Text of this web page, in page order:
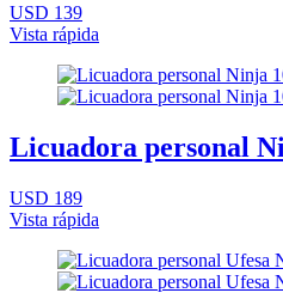
USD 139
Vista rápida
Licuadora personal
USD 189
Vista rápida